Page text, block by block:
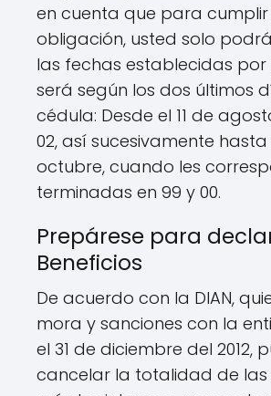
en cuenta que para
obligación, usted solo
las fechas establecidas por
será según los dos últimos
cédula: Desde el 11 de
02, así sucesivamente hasta
octubre, cuando les
terminadas en 99 y 00.
Prepárese para
Beneficios
De acuerdo con la DIAN,
mora y sanciones con la
el 31 de diciembre del 2012,
cancelar la totalidad de las